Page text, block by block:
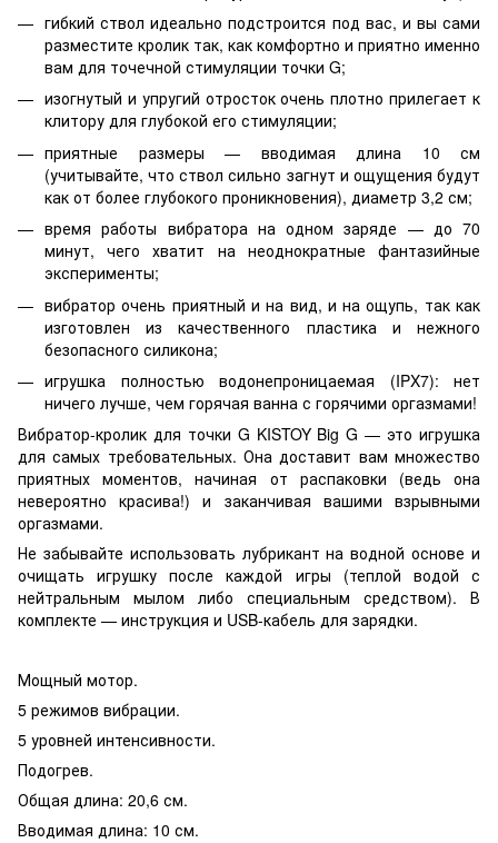
гибкий ствол идеально подстроится под вас, и вы сами
разместите кролик так, как комфортно и приятно именно
вам для точечной стимуляции точки G;
изогнутый и упругий отросток очень плотно прилегает к
клитору для глубокой его стимуляции;
приятные размеры — вводимая длина 10 см
(учитывайте, что ствол сильно загнут и ощущения будут
как от более глубокого проникновения), диаметр 3,2 см;
время работы вибратора на одном заряде — до 70
минут, чего хватит на неоднократные фантазийные
эксперименты;
вибратор очень приятный и на вид, и на ощупь, так как
изготовлен из качественного пластика и нежного
безопасного силикона;
игрушка полностью водонепроницаемая (IPX7): нет
ничего лучше, чем горячая ванна с горячими оргазмами!
Вибратор-кролик для точки G KISTOY Big G — это игрушка
для самых требовательных. Она доставит вам множество
приятных моментов, начиная от распаковки (ведь она
невероятно красива!) и заканчивая вашими взрывными
оргазмами.
Не забывайте использовать лубрикант на водной основе и
очищать игрушку после каждой игры (теплой водой с
нейтральным мылом либо специальным средством). В
комплекте — инструкция и USB-кабель для зарядки.
Мощный мотор.
5 режимов вибрации.
5 уровней интенсивности.
Подогрев.
Общая длина: 20,6 см.
Вводимая длина: 10 см.